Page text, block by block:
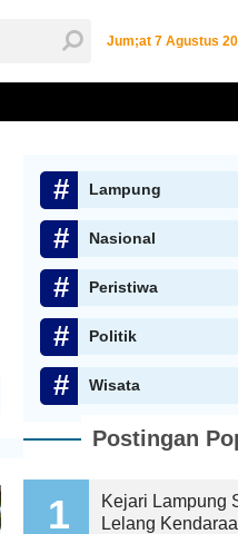
Jum;at 7 Agustus
Lampung
Nasional
Peristiwa
Politik
Wisata
Postingan
Kejari Lampung
Lelang